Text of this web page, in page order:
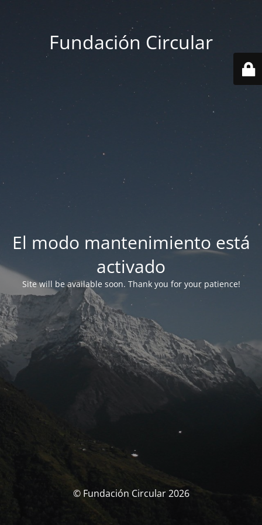
Fundación Circular
El modo mantenimiento está
activado
Site will be available soon. Thank you for your patience!
© Fundación Circular 2026